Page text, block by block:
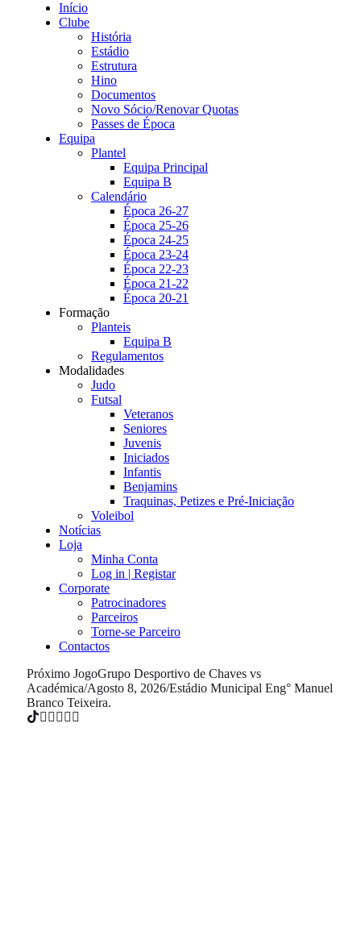
Início
Clube
História
Estádio
Estrutura
Hino
Documentos
Novo Sócio/Renovar Quotas
Passes de Época
Equipa
Plantel
Equipa Principal
Equipa B
Calendário
Época 26-27
Época 25-26
Época 24-25
Época 23-24
Época 22-23
Época 21-22
Época 20-21
Formação
Planteis
Equipa B
Regulamentos
Modalidades
Judo
Futsal
Veteranos
Seniores
Juvenis
Iniciados
Infantis
Benjamins
Traquinas, Petizes e Pré-Iniciação
Voleibol
Notícias
Loja
Minha Conta
Log in | Registar
Corporate
Patrocinadores
Parceiros
Torne-se Parceiro
Contactos
Próximo JogoGrupo Desportivo de Chaves vs
Académica/Agosto 8, 2026/Estádio Municipal Eng° Manuel
Branco Teixeira.